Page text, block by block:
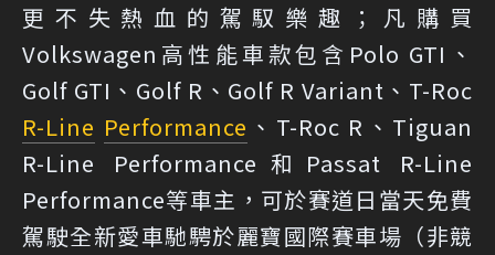
更不失熱血的駕馭樂趣；凡購買
Volkswagen高性能車款包含Polo GTI、
Golf GTI、Golf R、Golf R Variant、T-Roc
R-Line Performance 、T-Roc R、Tiguan
R-Line Performance和Passat R-Line
Performance等車主，可於賽道日當天免費
駕駛全新愛車馳騁於麗寶國際賽車場（非競